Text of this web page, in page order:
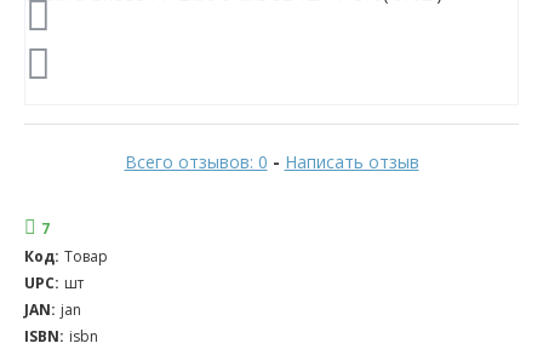
Всего отзывов: 0 - Написать отзыв
7
Код: Товар
UPC: шт
JAN: jan
ISBN: isbn